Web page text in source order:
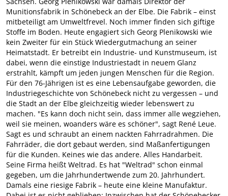
Munitionsfabrik in Schönebeck an der Elbe. Die Fabrik – einst
mitbeteiligt am Umweltfrevel. Noch immer finden sich giftige
Stoffe im Boden. Heute engagiert sich Georg Plenikowski wie
kein Zweiter für ein Stück Wiedergutmachung an seiner
Heimatstadt. Er betreibt ein Industrie- und Kunstmuseum, ist
dabei, wenn die einstige Industriestadt in neuem Glanz
erstrahlt, kämpft um jeden jungen Menschen für die Region.
Für den 76-Jährigen ist es eine Lebensaufgabe geworden, die
Industriegeschichte von Schönebeck nicht zu vergessen – und
die Stadt an der Elbe gleichzeitig wieder lebenswert zu
machen. "Es kann doch nicht sein, dass immer alle wegziehen,
weil sie meinen, woanders wäre es schöner", sagt René Leue.
Sagt es und schraubt an einem nackten Fahrradrahmen. Die
Fahrräder, die dort gebaut werden, sind Maßanfertigungen
für die Kunden. Keines wie das andere. Alles Handarbeit.
Seine Firma heißt Weltrad. Es hat "Weltrad" schon einmal
gegeben, um die Jahrhundertwende zum 20. Jahrhundert.
Damals eine riesige Fabrik – heute eine kleine Manufaktur.